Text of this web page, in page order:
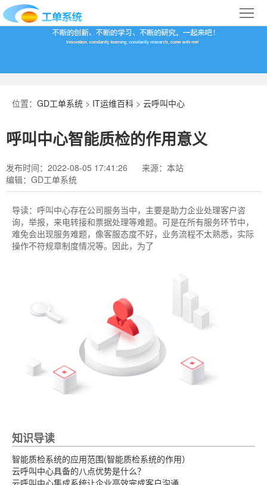
首
科
载
我
业
位置： GD工单系统 > IT运维百科 > 云呼叫中心
呼叫中心智能质检的作用意义
发布时间：2022-08-05 17:41:26
来源：本站
编辑：GD工单系统
导读： 呼叫中心存在公司服务当中，主要是助力企业处理客户咨
询，举报，来电转接和票据处理等难题。可是在所有服务环节中，
难免会出现服务难题，像客服态度不好，业务流程不太熟悉，实际
操作不符规章制度情况等。因此，为了
知识导读
智能质检系统的应用范围(智能质检系统的作用）
云呼叫中心具备的八点优势是什么？